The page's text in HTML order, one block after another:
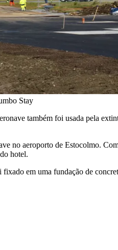
Stay
também foi usada pela
no aeroporto de Estocolmo.
hotel.
em uma fundação de